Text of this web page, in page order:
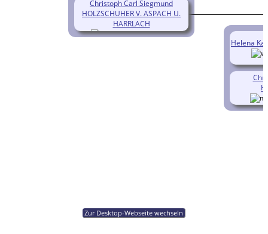
Christoph Carl Siegmund
HOLZSCHUHER V. ASPACH U.
HARRLACH
(1709-1792)
Helena
Zur Desktop-Webseite wechseln